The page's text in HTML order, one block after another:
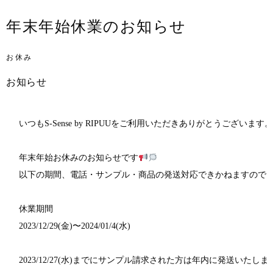
年末年始休業のお知らせ
お休み
お知らせ
いつもS-Sense by RIPUUをご利用いただきありがとうございます。
年末年始お休みのお知らせです
以下の期間、電話・サンプル・商品の発送対応できかねますので
休業期間
2023/12/29(金)〜2024/01/4(水)
2023/12/27(水)までにサンプル請求された方は年内に発送いたしま